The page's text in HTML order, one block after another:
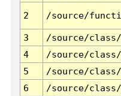
2 /source/
3 /source/
4
/source/
5
/source/
6
/source/